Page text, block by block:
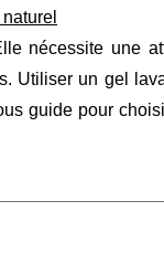
nécessite une
Utiliser un gel
guide pour